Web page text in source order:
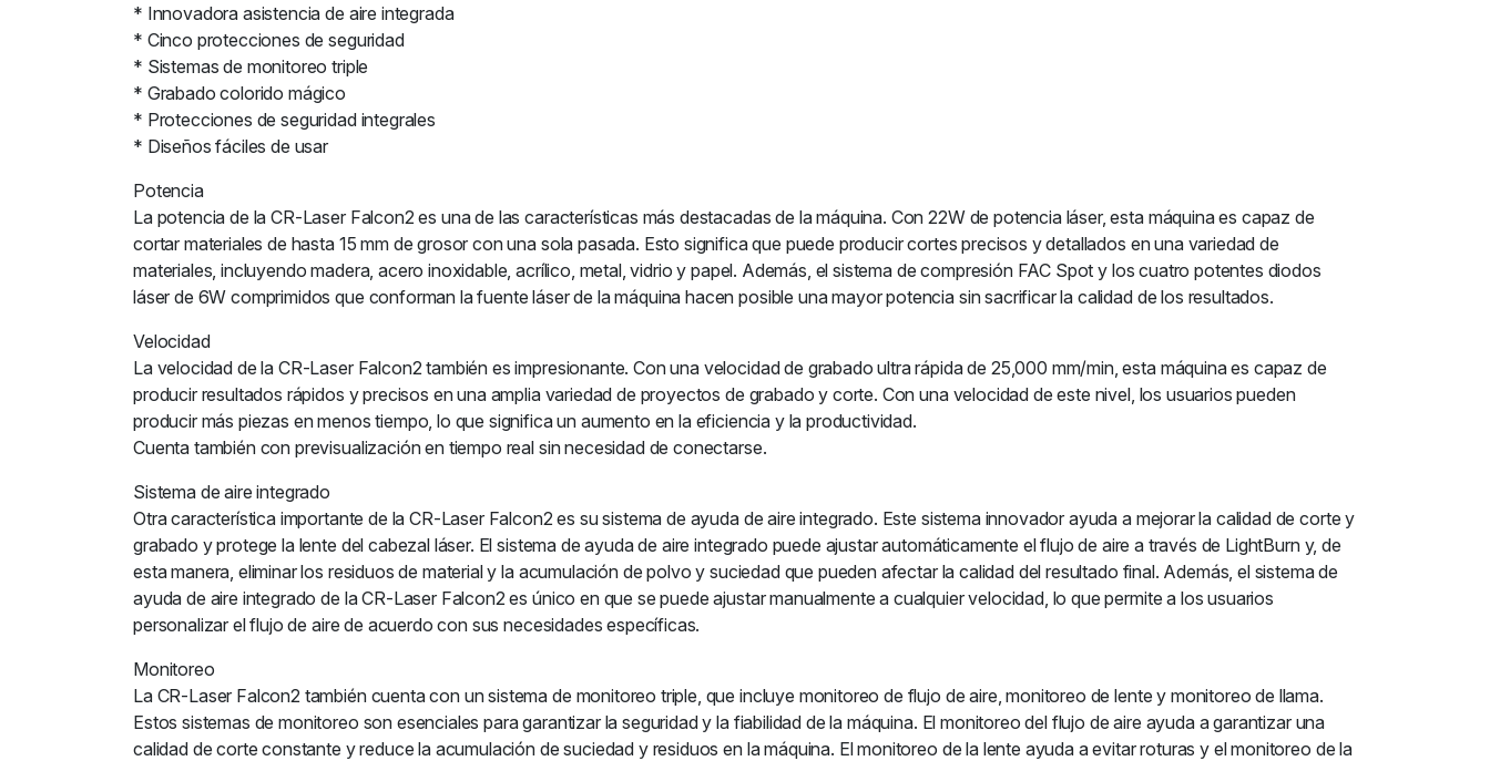
* Innovadora asistencia de aire integrada
* Cinco protecciones de seguridad
* Sistemas de monitoreo triple
* Grabado colorido mágico
* Protecciones de seguridad integrales
* Diseños fáciles de usar
Potencia
La potencia de la CR-Laser Falcon2 es una de las características más destacadas de la máquina. Con 22W de potencia láser, esta máquina es capaz de
cortar materiales de hasta 15 mm de grosor con una sola pasada. Esto significa que puede producir cortes precisos y detallados en una variedad de
materiales, incluyendo madera, acero inoxidable, acrílico, metal, vidrio y papel. Además, el sistema de compresión FAC Spot y los cuatro potentes diodos
láser de 6W comprimidos que conforman la fuente láser de la máquina hacen posible una mayor potencia sin sacrificar la calidad de los resultados.
Velocidad
La velocidad de la CR-Laser Falcon2 también es impresionante. Con una velocidad de grabado ultra rápida de 25,000 mm/min, esta máquina es capaz de
producir resultados rápidos y precisos en una amplia variedad de proyectos de grabado y corte. Con una velocidad de este nivel, los usuarios pueden
producir más piezas en menos tiempo, lo que significa un aumento en la eficiencia y la productividad.
Cuenta también con previsualización en tiempo real sin necesidad de conectarse.
Sistema de aire integrado
Otra característica importante de la CR-Laser Falcon2 es su sistema de ayuda de aire integrado. Este sistema innovador ayuda a mejorar la calidad de corte y
grabado y protege la lente del cabezal láser. El sistema de ayuda de aire integrado puede ajustar automáticamente el flujo de aire a través de LightBurn y, de
esta manera, eliminar los residuos de material y la acumulación de polvo y suciedad que pueden afectar la calidad del resultado final. Además, el sistema de
ayuda de aire integrado de la CR-Laser Falcon2 es único en que se puede ajustar manualmente a cualquier velocidad, lo que permite a los usuarios
personalizar el flujo de aire de acuerdo con sus necesidades específicas.
Monitoreo
La CR-Laser Falcon2 también cuenta con un sistema de monitoreo triple, que incluye monitoreo de flujo de aire, monitoreo de lente y monitoreo de llama.
Estos sistemas de monitoreo son esenciales para garantizar la seguridad y la fiabilidad de la máquina. El monitoreo del flujo de aire ayuda a garantizar una
calidad de corte constante y reduce la acumulación de suciedad y residuos en la máquina. El monitoreo de la lente ayuda a evitar roturas y el monitoreo de la